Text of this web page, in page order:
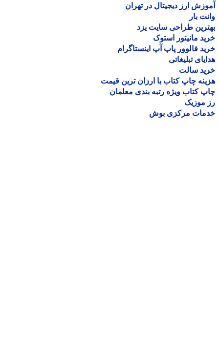
ارز دیجیتال در تهران
بار
طراحی سایت یزد
مانیتور استوک
فالوور پاپ آپ اینستاگرام
تبلیغاتی
سالت
چاپ کتاب با ارزان ترین قیمت
کتاب ویژه رتبه بندی معلمان
موزیک
مرکزی بوش